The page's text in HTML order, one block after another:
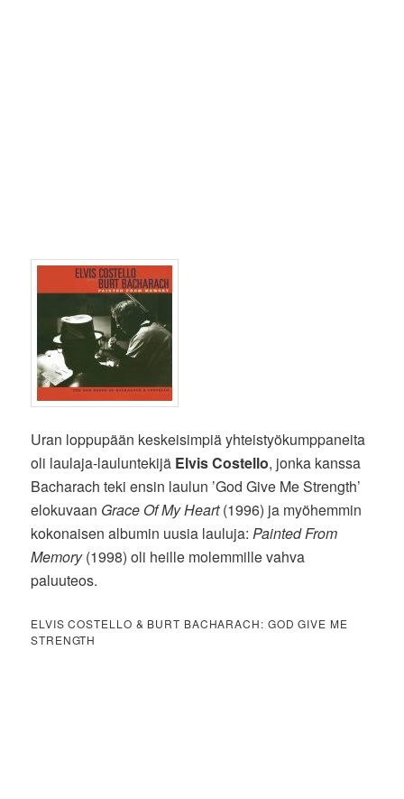
Uran loppupään keskeisimpiä yhteistyökumppaneita
oli laulaja-lauluntekijä Elvis Costello, jonka kanssa
Bacharach teki ensin laulun ’God Give Me Strength’
elokuvaan Grace Of My Heart(1996) ja myöhemmin
kokonaisen albumin uusia lauluja:Painted From
Memory(1998) oli heille molemmille vahva
paluuteos.
ELVIS COSTELLO & BURT BACHARACH: GOD GIVE ME
STRENGTH